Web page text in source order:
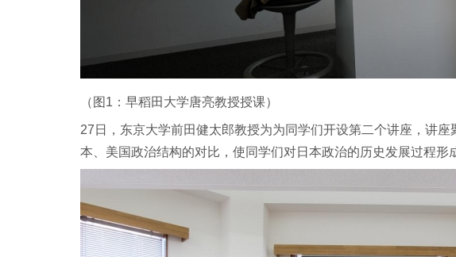
（图1：早稻田大学唐亮教授授课）
27日，东京大学前田健太郎教授为为同学们开设第二个讲座，讲
本、美国政治结构的对比，使同学们对日本政治的历史发展过程形